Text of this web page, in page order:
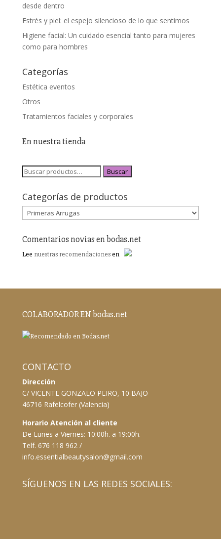
desde dentro
Estrés y piel: el espejo silencioso de lo que sentimos
Higiene facial: Un cuidado esencial tanto para mujeres
como para hombres
Categorías
Estética eventos
Otros
Tratamientos faciales y corporales
En nuestra tienda
Buscar
Categorías de productos
Comentarios novias en bodas.net
Lee nuestras recomendacionesen
COLABORADOR EN bodas.net
CONTACTO
Dirección
C/ VICENTE GONZALO PEIRO, 10 BAJO
46716 Rafelcofer (Valencia)
Horario Atención al cliente
De Lunes a Viernes: 10:00h. a 19:00h.
Telf. 676 118 962 /
info.essentialbeautysalon@gmail.com
SÍGUENOS EN LAS REDES SOCIALES: